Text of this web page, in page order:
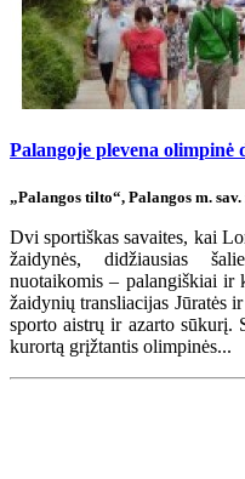
Palangoje plevena olimpinė
„Palangos tilto“, Palangos m.
Dvi sportiškas savaites, kai
žaidynės, didžiausias
nuotaikomis – palangiškiai ir
žaidynių transliacijas Jūratės
sporto aistrų ir azarto sūkurį.
kurortą grįžtantis olimpinės...